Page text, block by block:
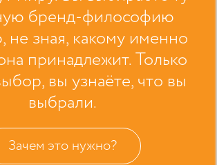
бренд-философию
не зная, какому именно
принадлежит. Только
вы узнаёте, что вы
выбрали.
Зачем это нужно?